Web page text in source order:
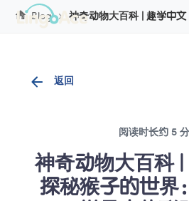
Blog 神奇动物大百科 | 趣学中
返回
阅读时长约 5
神奇动物大百科 |
探秘猴子的世界
Cookie管理